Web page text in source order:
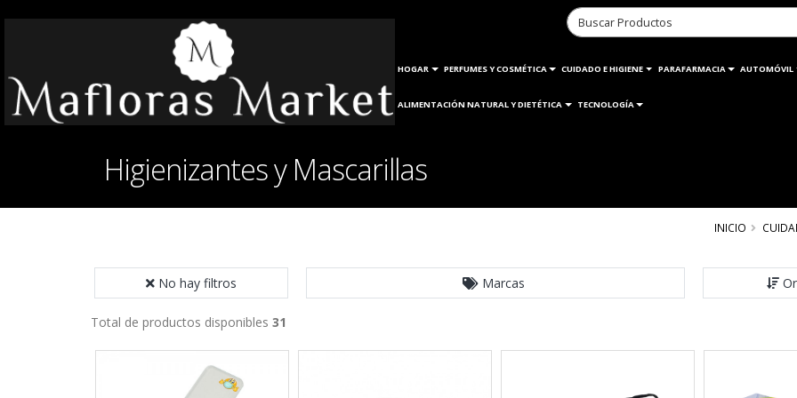
HOGAR PERFUMES Y COSMÉTICA CUIDADO E HIGIENE PARAFARMACIA AUTOMÓVIL
ALIMENTACIÓN NATURAL Y DIETÉTICA TECNOLOGÍA
Higienizantes y Mascarillas
INICIO
No hay filtros Marcas
Total de productos disponibles 31